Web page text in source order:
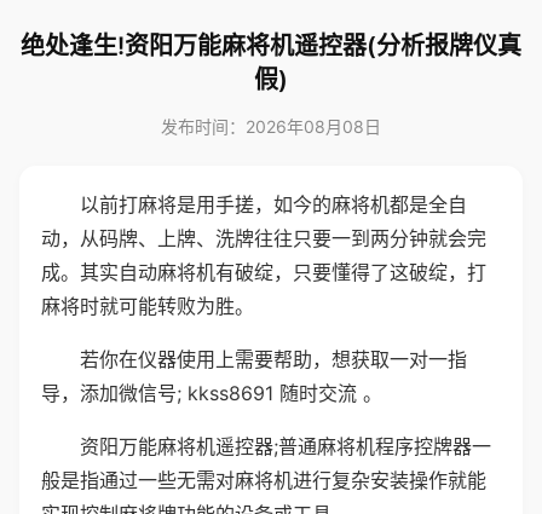
绝处逢生!资阳万能麻将机遥控器(分析报牌仪真
假)
发布时间：2026年08月08日
以前打麻将是用手搓，如今的麻将机都是全自
动，从码牌、上牌、洗牌往往只要一到两分钟就会完
成。其实自动麻将机有破绽，只要懂得了这破绽，打
麻将时就可能转败为胜。
若你在仪器使用上需要帮助，想获取一对一指
导，添加微信号; kkss8691 随时交流 。
资阳万能麻将机遥控器;普通麻将机程序控牌器一
般是指通过一些无需对麻将机进行复杂安装操作就能